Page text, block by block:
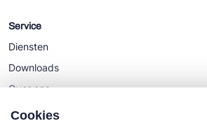
Service
Diensten
Downloads
Over ons
Nieuws
Cookies